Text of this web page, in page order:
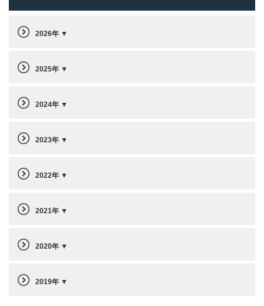
2026年
2025年
2024年
2023年
2022年
2021年
2020年
2019年